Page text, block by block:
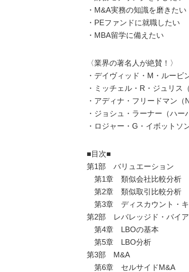
・M&A実務の知識を磨きたい
・PEファンドに就職したい
・MBA留学に備えたい
〈業界の著名人が絶賛！〉
・デイヴィッド・M・ルービ
・ミッチェル・R・ジュリス
・アディナ・フリードマン（
・ジョシュ・ラーナー（ハー
・ロジャー・G・イボット
■目次■
第1部 バリュエーション
第1章 類似会社比較分析
第2章 類似取引比較分析
第3章 ディスカウント・キ
第2部 レバレッジド・バイア
第4章 LBOの基本
第5章 LBO分析
第3部 M&A
第6章 セルサイドM&A